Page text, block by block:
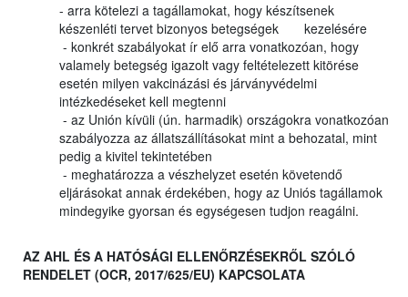
- arra kötelezi a tagállamokat, hogy készítsenek
készenléti tervet bizonyos betegségek kezelésére
- konkrét szabályokat ír elő arra vonatkozóan, hogy
valamely betegség igazolt vagy feltételezett kitörése
esetén milyen vakcinázási és járványvédelmi
intézkedéseket kell megtenni
- az Unión kívüli (ún. harmadik) országokra vonatkozóan
szabályozza az állatszállításokat mint a behozatal, mint
pedig a kivitel tekintetében
- meghatározza a vészhelyzet esetén követendő
eljárásokat annak érdekében, hogy az Uniós tagállamok
mindegyike gyorsan és egységesen tudjon reagálni.
AZ AHL ÉS A HATÓSÁGI ELLENŐRZÉSEKRŐL SZÓLÓ
RENDELET (OCR, 2017/625/EU) KAPCSOLATA